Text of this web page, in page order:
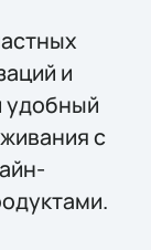
и
удобный
с